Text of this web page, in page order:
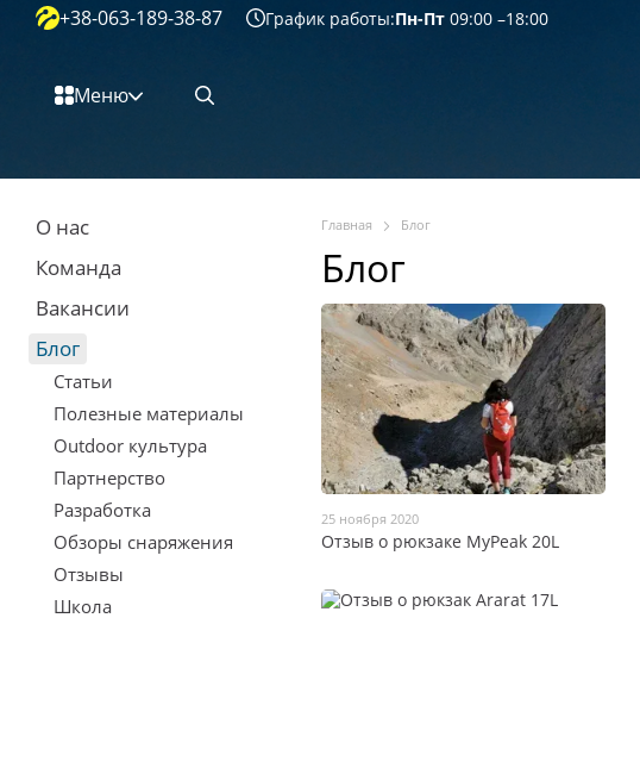
Перейти к основному контенту
+38-063-189-38-87 График работы:Пн-Пт 09:00 –18:00
Меню
Главная Блог
Блог
25 ноября 2020
Отзыв о рюкзаке MyPeak 20L
О нас
Команда
Вакансии
Блог
Статьи
Полезные материалы
Outdoor культура
Партнерство
Разработка
Обзоры снаряжения
Отзывы
Школа